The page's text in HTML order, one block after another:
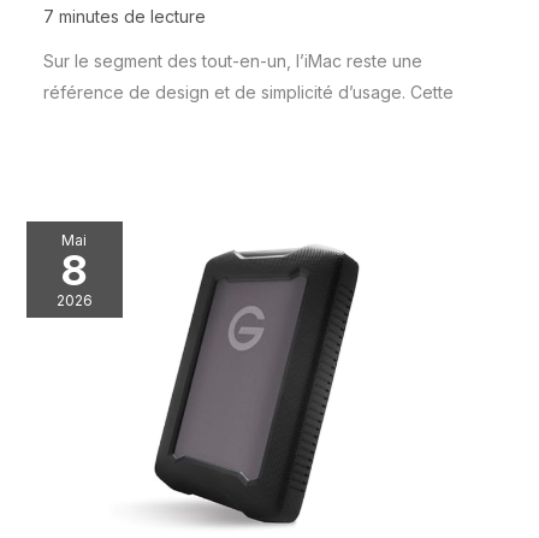
7 minutes de lecture
Sur le segment des tout-en-un, l’iMac reste une
référence de design et de simplicité d’usage. Cette
Mai
8
2026